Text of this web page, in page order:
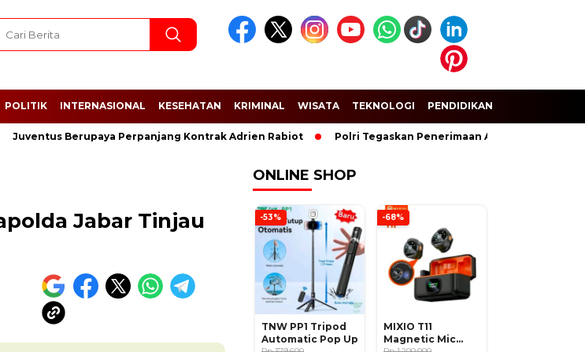
POLITIK INTERNASIONAL KESEHATAN KRIMINAL WISATA TEKNOLOGI PENDIDIKAN
Berupaya Perpanjang Kontrak Adrien Rabiot Polri Tegaskan Penerimaan Anggota dan Taruna
Jabar Tinjau
ONLINE SHOP
-53%
TNW PP1 Tripod
Automatic Pop Up
-68%
MIXIO T11
Magnetic Mic